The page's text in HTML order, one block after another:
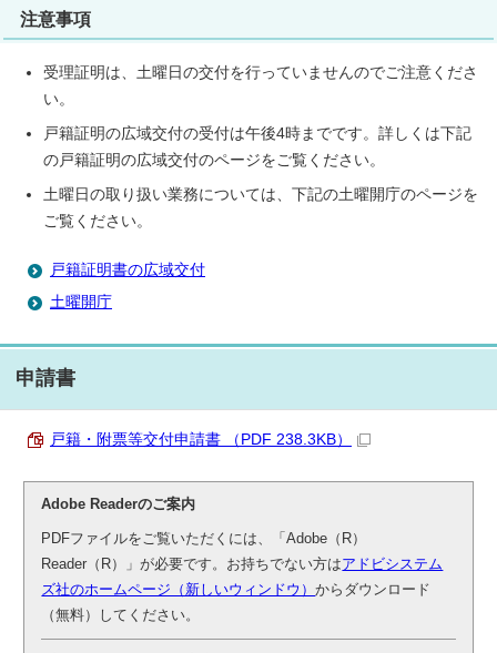
注意事項
受理証明は、土曜日の交付を行っていませんのでご注意くださ
い。
戸籍証明の広域交付の受付は午後4時までです。詳しくは下記
の戸籍証明の広域交付のページをご覧ください。
土曜日の取り扱い業務については、下記の土曜開庁のページを
ご覧ください。
戸籍証明書の広域交付
土曜開庁
申請書
戸籍・附票等交付申請書 （PDF 238.3KB）
Adobe Readerのご案内
PDFファイルをご覧いただくには、「Adobe（R）
Reader（R）」が必要です。お持ちでない方はアドビシステム
ズ社のホームページ（新しいウィンドウ）からダウンロード
（無料）してください。